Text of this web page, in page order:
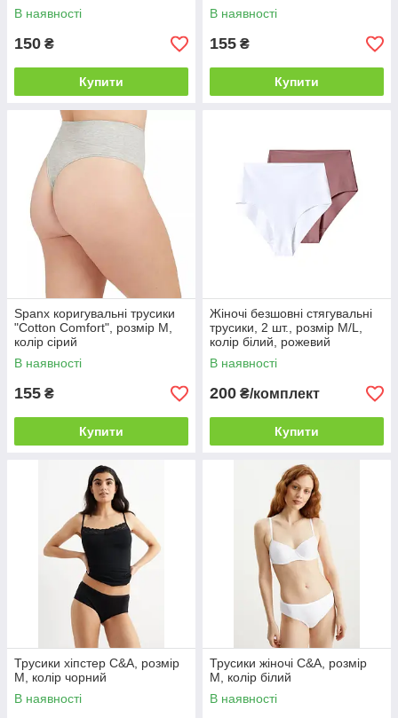
В наявності
150 ₴
Купити
В наявності
155 ₴
Купити
Spanx коригувальні трусики
"Cotton Comfort", розмір M,
колір сірий
В наявності
155 ₴
Купити
Жіночі безшовні стягувальні
трусики, 2 шт., розмір M/L,
колір білий, рожевий
В наявності
200 ₴/комплект
Купити
Трусики хіпстер C&A, розмір
M, колір чорний
В наявності
Трусики жіночі C&A, розмір
M, колір білий
В наявності